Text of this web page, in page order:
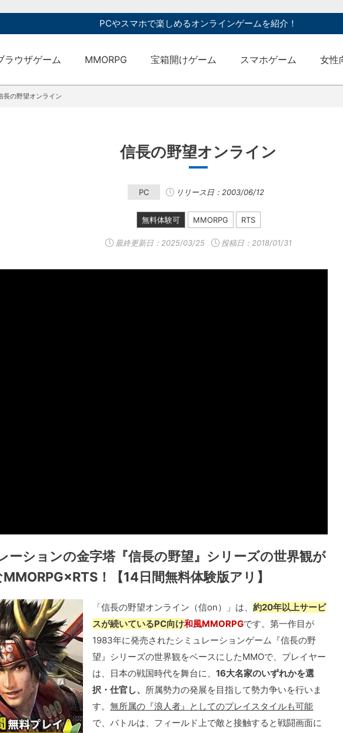
PCやスマホで楽しめるオンラインゲームを紹介！
ラウザゲーム MMORPG 宝箱開けゲーム スマホゲーム 女性
長の野望オンライン
信長の野望オンライン
PC リリース日：2003/06/12
無料体験可 MMORPG RTS
最終更新日： 2025/03/25 投稿日：2018/01/31
ーションの金字塔『信長の野望』シリーズの世界観が
！【14日間無料体験版アリ】
「信長の野望オンライン（信on）」は、約20年以上サービ
スが続いているPC向け和風MMORPGです。第一作目が
1983年に発売されたシミュレーションゲーム『信長の野
望』シリーズの世界観をベースにしたMMOで、プレイヤー
は、日本の戦国時代を舞台に、16大名家のいずれかを選
択・仕官し、 所属勢力の発展を目指して勢力争いを行いま
す。無所属の『浪人者』としてのプレイスタイルも可能
で、バトルは、フィールド上で敵と接触すると戦闘画面に